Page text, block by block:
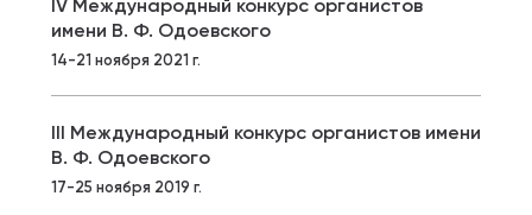
IV Международный конкурс органистов
имени В. Ф. Одоевского
14-21 ноября 2021 г.
III Международный конкурс органистов имени
В. Ф. Одоевского
17-25 ноября 2019 г.